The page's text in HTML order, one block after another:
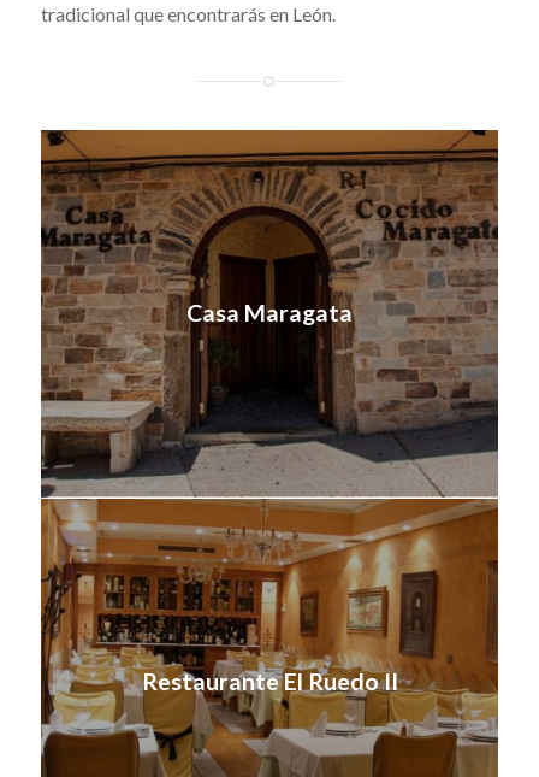
tradicional que encontrarás en León.
Casa Maragata
Restaurante El Ruedo II